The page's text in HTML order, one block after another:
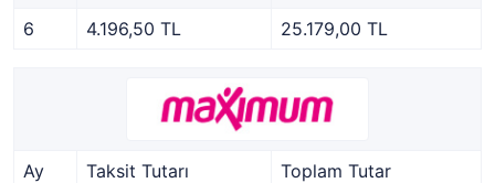
6
4.196,50 TL 25.179,00 TL
Ay Taksit Tutarı
Toplam Tutar